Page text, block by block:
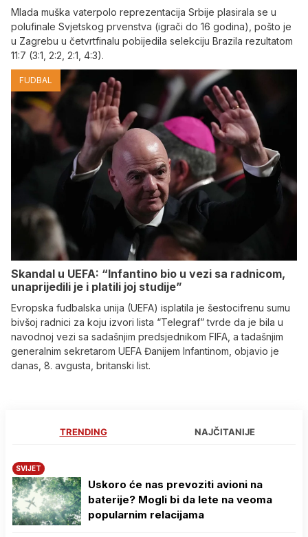
Mlada muška vaterpolo reprezentacija Srbije plasirala se u
polufinale Svjetskog prvenstva (igrači do 16 godina), pošto je
u Zagrebu u četvrtfinalu pobijedila selekciju Brazila rezultatom
11:7 (3:1, 2:2, 2:1, 4:3).
FUDBAL
Skandal u UEFA: “Infantino bio u vezi sa radnicom,
unaprijedili je i platili joj studije”
Evropska fudbalska unija (UEFA) isplatila je šestocifrenu sumu
bivšoj radnici za koju izvori lista “Telegraf” tvrde da je bila u
navodnoj vezi sa sadašnjim predsjednikom FIFA, a tadašnjim
generalnim sekretarom UEFA Đanijem Infantinom, objavio je
danas, 8. avgusta, britanski list.
TRENDING NAJČITANIJE
SVIJET
Uskoro će nas prevoziti avioni na
baterije? Mogli bi da lete na veoma
popularnim relacijama